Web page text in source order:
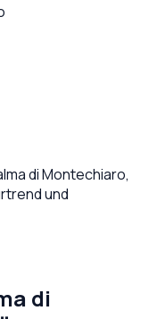
di Montechiaro,
und
di